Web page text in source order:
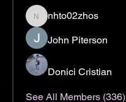
nhto02zhos
nhto02zhos
John Piterson
Donici Cristian
See All Members (336)